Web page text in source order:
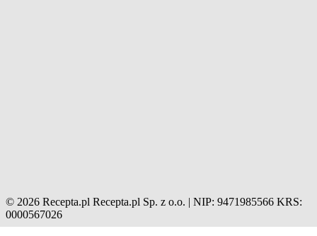
© 2026 Recepta.pl Recepta.pl Sp. z o.o. | NIP: 9471985566 KRS:
0000567026